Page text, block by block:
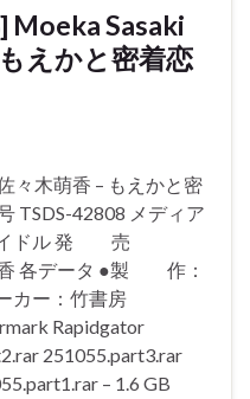
Moeka Sasaki
えかと密着恋
々木萌香 – もえかと密
TSDS-42808 メディア
イドル 発 売
各データ ●製 作：
ー：竹書房
Rapidgator
251055.part3.rar
– 1.6 GB